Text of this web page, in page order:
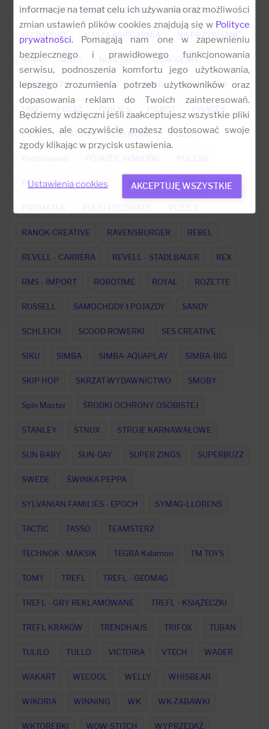
MUDUKO GRY - FABRYKA KRAKOW MULTIGRA
MZ-IMPORT NASZA KSIĘGARNIA NIEPRZYPISANE
NINA NINES Norimpex OGRODOWE
OMEGA TOYS ORBICO PANINI PARTYDECO
PIŁKI PLATON PLAYMOBIL PLUSZ
POZOSTAŁE ARTYKUŁY PRESTIGE PRO-EXIMP
RANOK-CREATIVE RAVENSBURGER REBEL
REVELL - CARRERA REVELL - STADLBAUER REX
RMS - IMPORT ROBOTIME ROYAL ROZETTE
RUSSELL SAMOCHODY I POJAZDY SANDY
SCHLEICH SCOOD ROWERKI SES CREATIVE
SIKU SIMBA SIMBA-AQUAPLAY SIMBA-BIG
SKIP HOP SKRZAT-WYDAWNICTWO SMOBY
Spin Master ŚRODKI OCHRONY OSOBISTEJ
STANLEY STNUX STROJE KARNAWAŁOWE
SUN BABY SUN-DAY SUPER ZINGS SUPERBUZZ
SWEDE ŚWINKA PEPPA
SYLVANIAN FAMILIES - EPOCH SYMAG-LLORENS
TACTIC TASSO TEAMSTERZ
TECHNOK - MAKSIK TEGRA Kalamon TM TOYS
TOMY TREFL TREFL - GEOMAG
TREFL - GRY REKLAMOWANE TREFL - KSIĄŻECZKI
TREFL KRAKÓW TRENDHAUS TRIFOX TUBAN
TULILO TULLO VICTORIA VTECH WADER
WAKART WECOOL WELLY WHISBEAR
WIKORIA WINNING WK WK-ZABAWKI
WKTOREBKI WOW-STITCH WYPRZEDAŻ
informacje na temat celu ich używania oraz możliwości
zmian ustawień plików cookies znajdują się w Polityce
prywatności. Pomagają nam one w zapewnieniu
bezpiecznego i prawidłowego funkcjonowania
serwisu, podnoszenia komfortu jego użytkowania,
lepszego zrozumienia potrzeb użytkowników oraz
dopasowania reklam do Twoich zainteresowań.
Będziemy wdzięczni jeśli zaakceptujesz wszystkie pliki
cookies, ale oczywiście możesz dostosować swoje
zgody klikając w przycisk ustawienia.
Ustawienia cookies AKCEPTUJĘ WSZYSTKIE